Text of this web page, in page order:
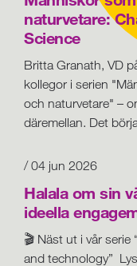
naturvetare:
Science
Britta Granath, VD
kollegor i serien
och naturvetare" –
däremellan. Det
/ 04 jun 2026
Halala om sin
ideella
🎬 Näst ut i vår
and technology”